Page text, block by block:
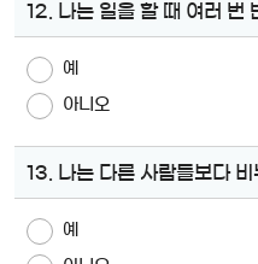
12. 나는 일을 할 때 여러 번
예
아니오
13. 나는 다른 사람들보다
예